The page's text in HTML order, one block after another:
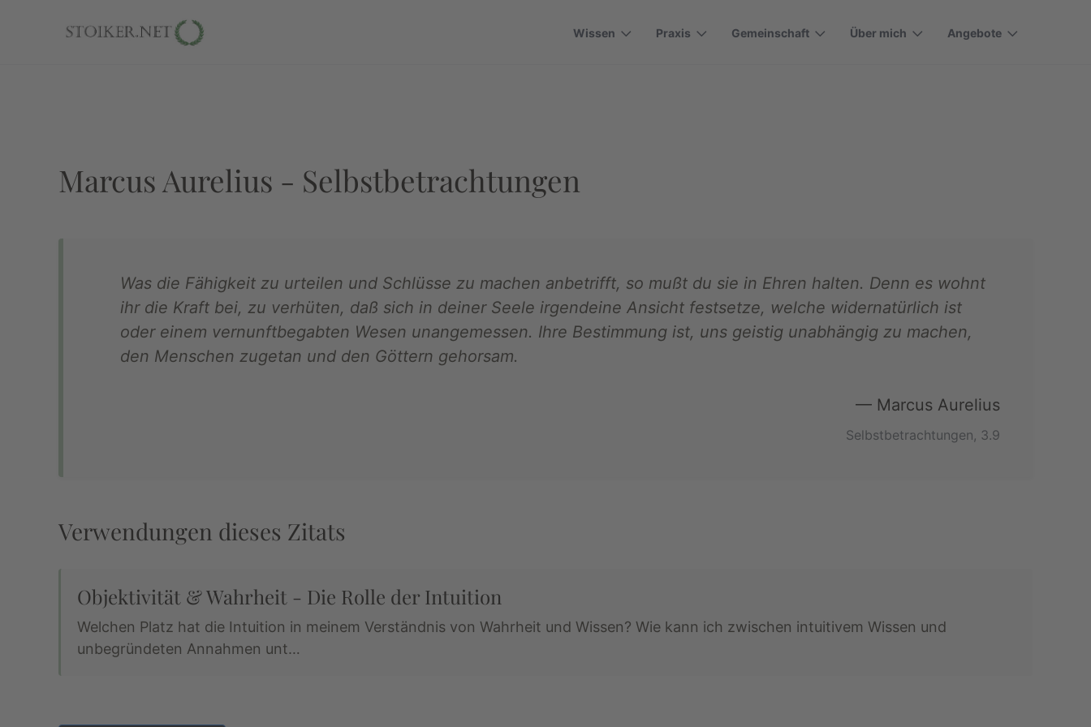
Wissen Praxis Gemeinschaft Über mich Angebote
Marcus Aurelius - Selbstbetrachtungen
Was die Fähigkeit zu urteilen und Schlüsse zu machen anbetrifft, so mußt du sie in Ehren halten. Denn es wohnt
ihr die Kraft bei, zu verhüten, daß sich in deiner Seele irgendeine Ansicht festsetze, welche widernatürlich ist
oder einem vernunftbegabten Wesen unangemessen. Ihre Bestimmung ist, uns geistig unabhängig zu machen,
den Menschen zugetan und den Göttern gehorsam.
— Marcus Aurelius
Selbstbetrachtungen, 3.9
Verwendungen dieses Zitats
Objektivität & Wahrheit - Die Rolle der Intuition
Welchen Platz hat die Intuition in meinem Verständnis von Wahrheit und Wissen? Wie kann ich zwischen intuitivem Wissen und
unbegründeten Annahmen unt…